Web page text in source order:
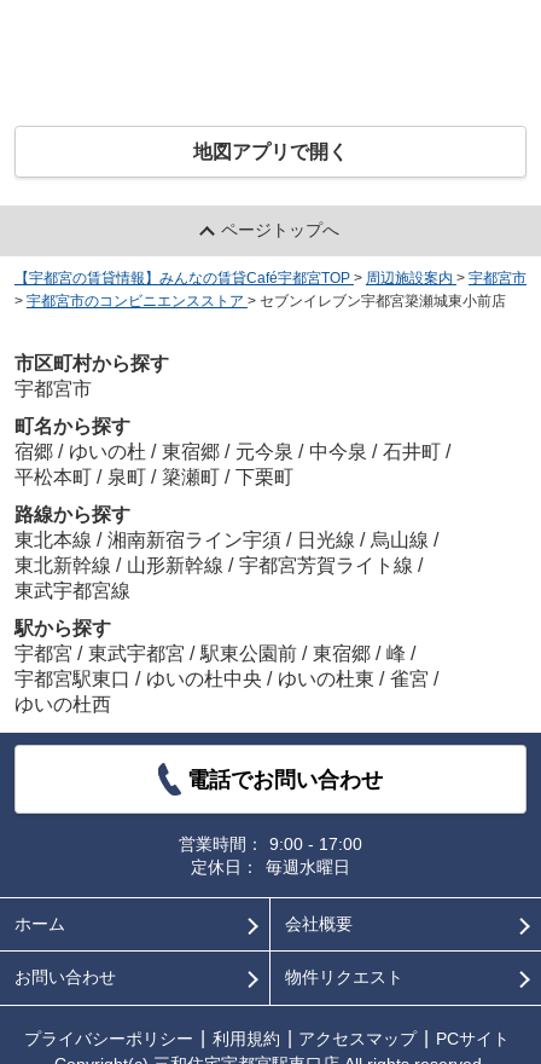
地図アプリで開く
ページトップへ
【宇都宮の賃貸情報】みんなの賃貸Café宇都宮TOP > 周辺施設案内 > 宇都宮市
> 宇都宮市のコンビニエンスストア > セブンイレブン宇都宮簗瀬城東小前店
市区町村から探す
宇都宮市
町名から探す
宿郷 / ゆいの杜 / 東宿郷 / 元今泉 / 中今泉 / 石井町 /
平松本町 / 泉町 / 簗瀬町 / 下栗町
路線から探す
東北本線 / 湘南新宿ライン宇須 / 日光線 / 烏山線 /
東北新幹線 / 山形新幹線 / 宇都宮芳賀ライト線 /
東武宇都宮線
駅から探す
宇都宮 / 東武宇都宮 / 駅東公園前 / 東宿郷 / 峰 /
宇都宮駅東口 / ゆいの杜中央 / ゆいの杜東 / 雀宮 /
ゆいの杜西
電話でお問い合わせ
営業時間：
9:00 - 17:00
定休日：
毎週水曜日
ホーム 会社概要
お問い合わせ 物件リクエスト
プライバシーポリシー 利用規約 アクセスマップ
PCサイト